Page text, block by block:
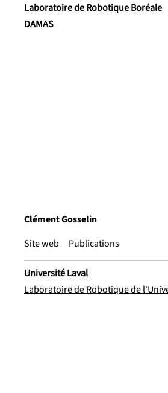
Laboratoire de Robotique Boréale
DAMAS
Clément Gosselin
Site web
Publications
Université Laval
Laboratoire de Robotique de